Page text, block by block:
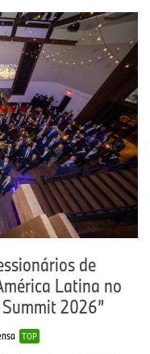
de
Latina no
2026”
TOP